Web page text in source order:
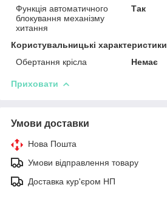
Функція автоматичного
блокування механізму
хитання
Так
Користувальницькі характеристики
Обертання крісла
Немає
Приховати
Умови доставки
Нова Пошта
Умови відправлення товару
Доставка кур'єром НП